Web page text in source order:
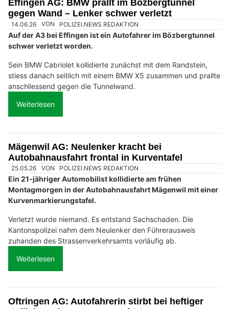
Effingen AG: BMW prallt im Bözbergtunnel
gegen Wand – Lenker schwer verletzt
14.06.26 VON POLIZEI.NEWS REDAKTION
Auf der A3 bei Effingen ist ein Autofahrer im Bözbergtunnel
schwer verletzt worden.
Sein BMW Cabriolet kollidierte zunächst mit dem Randstein,
stiess danach seitlich mit einem BMW X5 zusammen und prallte
anschliessend gegen die Tunnelwand.
Weiterlesen
Mägenwil AG: Neulenker kracht bei
Autobahnausfahrt frontal in Kurventafel
25.05.26 VON POLIZEI.NEWS REDAKTION
Ein 21-jähriger Automobilist kollidierte am frühen
Montagmorgen in der Autobahnausfahrt Mägenwil mit einer
Kurvenmarkierungstafel.
Verletzt wurde niemand. Es entstand Sachschaden. Die
Kantonspolizei nahm dem Neulenker den Führerausweis
zuhanden des Strassenverkehrsamts vorläufig ab.
Weiterlesen
Oftringen AG: Autofahrerin stirbt bei heftiger